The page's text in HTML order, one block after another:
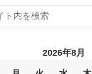
2026年8月